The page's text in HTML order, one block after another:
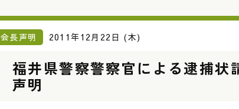
会長声明 2011年12月22日 (木)
福井県警察警察官による逮捕状
声明